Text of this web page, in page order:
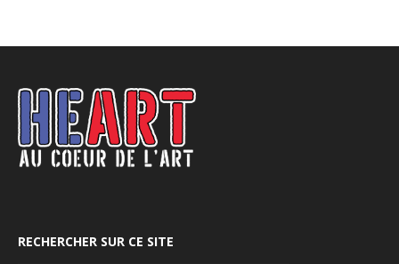
RECHERCHER SUR CE SITE